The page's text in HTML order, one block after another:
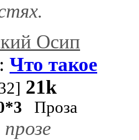
Осип
: Что такое
21k
Проза